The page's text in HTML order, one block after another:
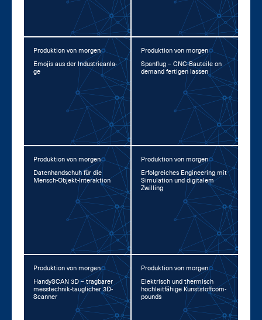
Produktion von morgen
Emo­jis aus der In­dus­trie­an­la­
ge
Produktion von morgen
Span­flug – CNC-Bau­tei­le on
de­mand fer­ti­gen las­sen
Produktion von morgen
Da­ten­hand­schuh für die
Mensch-Ob­jekt-In­ter­ak­ti­on
Produktion von morgen
Er­folg­rei­ches En­gi­nee­ring mit
Si­mu­la­ti­on und di­gi­ta­lem
Zwil­ling
Produktion von morgen
Han­dy­SCAN 3D – trag­ba­rer
mess­tech­nik-taug­li­cher 3D-
Scan­ner
Produktion von morgen
Elek­trisch und ther­misch
hoch­leit­fä­hi­ge Kunst­stoff­com­
pounds